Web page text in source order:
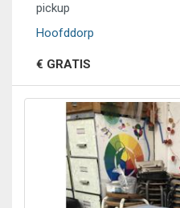
pickup
Hoofddorp
€ GRATIS